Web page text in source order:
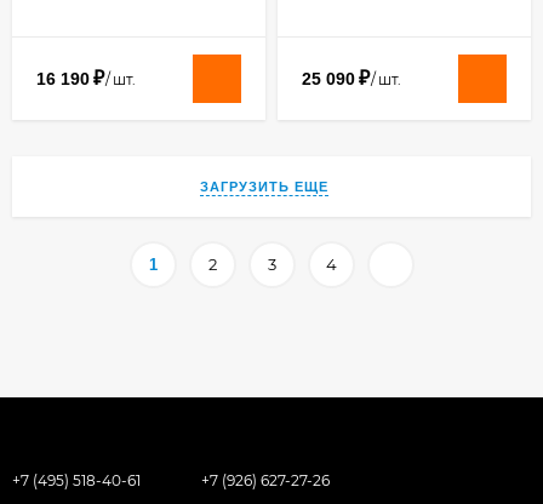
16 190₽/ шт. 25 090₽/ шт.
ЗАГРУЗИТЬ ЕЩЕ
1 2 3 4
+7 (495) 518-40-61 +7 (926) 627-27-26